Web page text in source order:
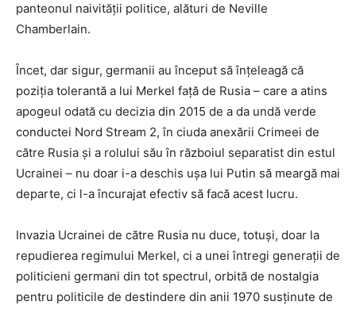
panteonul naivității politice, alături de Neville
Chamberlain.
Încet, dar sigur, germanii au început să înțeleagă că
poziția tolerantă a lui Merkel față de Rusia – care a atins
apogeul odată cu decizia din 2015 de a da undă verde
conductei Nord Stream 2, în ciuda anexării Crimeei de
către Rusia și a rolului său în războiul separatist din estul
Ucrainei – nu doar i-a deschis ușa lui Putin să meargă mai
departe, ci l-a încurajat efectiv să facă acest lucru.
Invazia Ucrainei de către Rusia nu duce, totuși, doar la
repudierea regimului Merkel, ci a unei întregi generații de
politicieni germani din tot spectrul, orbită de nostalgia
pentru politicile de destindere din anii 1970 susținute de